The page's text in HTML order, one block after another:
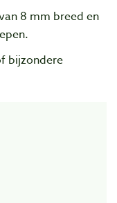
8 mm breed en
bijzondere